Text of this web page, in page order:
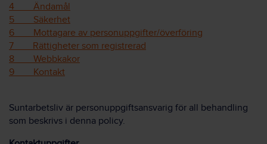
4 Ändamål
5 Säkerhet
6 Mottagare av personuppgifter/överföring
7 Rättigheter som registrerad
8 Webbkakor
9 Kontakt
Suntarbetsliv är personuppgiftsansvarig för all behandling
som beskrivs i denna policy.